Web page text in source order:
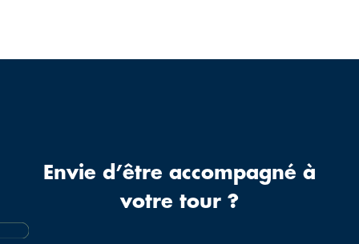
Envie d’être accompagné à
votre tour ?